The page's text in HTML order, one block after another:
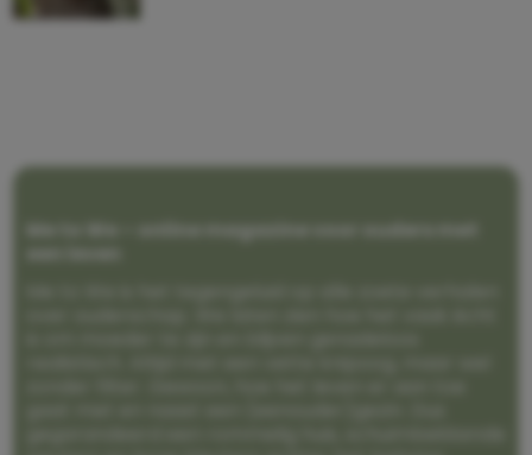
Me to We – online magazine voor ouders met